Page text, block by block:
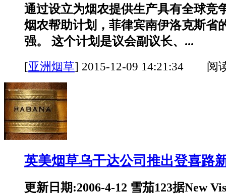
通过设立为烟农提供生产具有全球竞
烟农帮助计划，菲律宾南伊洛克斯省
强。 这个计划是议会副议长、...
[亚洲烟草] 2015-12-09 14:21:34 阅
英美烟草乌干达公司推出登喜路
更新日期:2006-4-12 雪茄123据New